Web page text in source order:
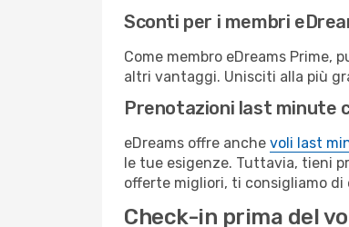
Sconti per i membri
Come membro eDreams Prime,
altri vantaggi. Unisciti alla più
Prenotazioni last minute
eDreams offre anche voli last
le tue esigenze. Tuttavia, tieni
offerte migliori, ti consigliamo di
Check-in prima del